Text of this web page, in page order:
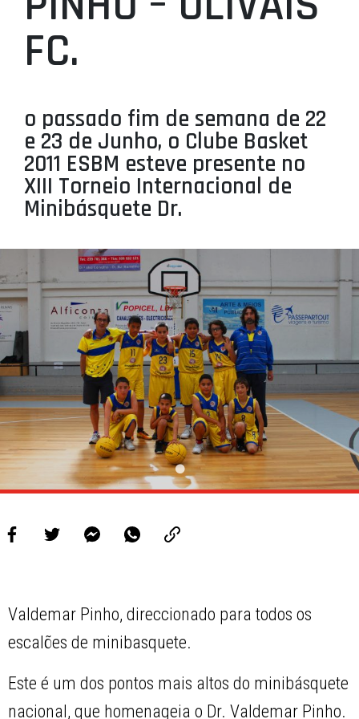
PROJETOS
LIGA BETCLIC MASCULINA
FC.
o passado fim de semana de 22
e 23 de Junho, o Clube Basket
2011 ESBM esteve presente no
XIII Torneio Internacional de
Minibásquete Dr.
Valdemar Pinho, direccionado para todos os
escalões de minibasquete.
Este é um dos pontos mais altos do minibásquete
nacional, que homenageia o Dr. Valdemar Pinho.